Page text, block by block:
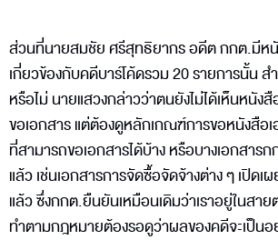
ส่วนที่นายสมชัย ศรีสุทธิยากร อดีต กกต.มีห
เกี่ยวข้องกับคดีบาร์โค้ดรวม 20 รายการนั้น ส
หรือไม่ นายแสวงกล่าวว่าตนยังไม่ได้เห็นหนัง
ขอเอกสาร แต่ต้องดูหลักเกณฑ์การขอหนังสือเ
ที่สามารถขอเอกสารได้บ้าง หรือบางเอกสาร
แล้ว เช่นเอกสารการจัดซื้อจัดจ้างต่าง ๆ เปิดเ
แล้ว ซึ่งกกต.ยืนยันเหมือนเดิมว่าเราอยู่ในสาย
ทำตามกฎหมายต้องรอดูว่าผลของคดีจะเป็นอ